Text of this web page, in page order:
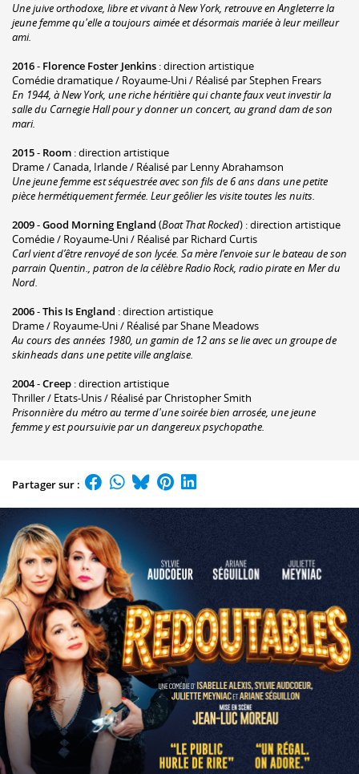
Une juive orthodoxe, libre et vivant à New York, retrouve en Angleterre la
jeune femme qu'elle a toujours aimée et désormais mariée à leur meilleur
ami.
2016- Florence Foster Jenkins : direction artistique
Comédie dramatique / Royaume-Uni / Réalisé par Stephen Frears
En 1944, à New York, une riche héritière qui chante faux veut investir la
salle du Carnegie Hall pour y donner un concert, au grand dam de son
mari.
2015- Room : direction artistique
Drame / Canada, Irlande / Réalisé par Lenny Abrahamson
Une jeune femme est séquestrée avec son fils de 6 ans dans une petite
pièce hermétiquement fermée. Leur geôlier les visite toutes les nuits.
2009-Good Morning England (Boat That Rocked) : direction artistique
Comédie / Royaume-Uni / Réalisé par Richard Curtis
Carl vient d’être renvoyé de son lycée. Sa mère l’envoie sur le bateau de son
parrain Quentin., patron de la célèbre Radio Rock, radio pirate en Mer du
Nord.
2006-This Is England : direction artistique
Drame / Royaume-Uni / Réalisé par Shane Meadows
Au cours des années 1980, un gamin de 12 ans se lie avec un groupe de
skinheads dans une petite ville anglaise.
2004-Creep : direction artistique
Thriller / Etats-Unis / Réalisé par Christopher Smith
Prisonnière du métro au terme d'une soirée bien arrosée, une jeune
femme y est poursuivie par un dangereux psychopathe.
Partager sur :